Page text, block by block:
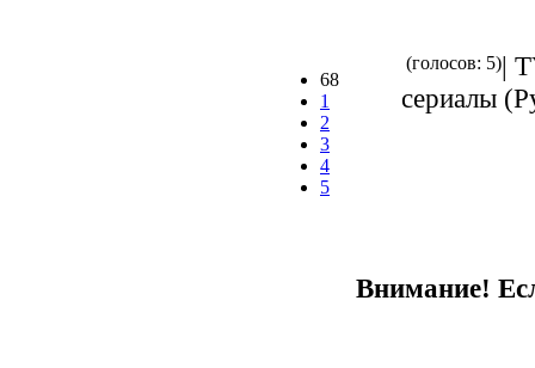
68
1
2
3
4
5
(голосов: 5)|
сериалы
Внимание!